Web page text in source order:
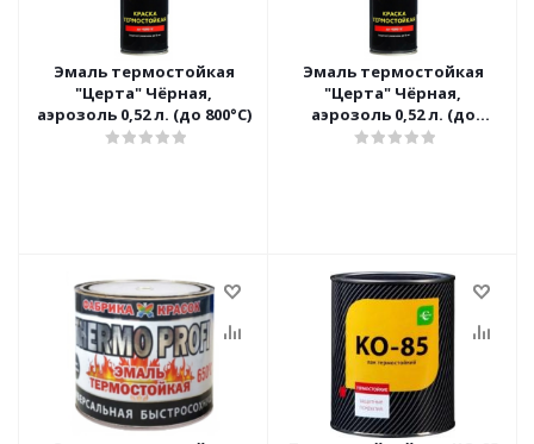
Эмаль термостойкая
"Церта" Чёрная,
аэрозоль 0,52 л. (до 800°С)
Эмаль термостойкая
"Церта" Чёрная,
аэрозоль 0,52 л. (до
1200°С)